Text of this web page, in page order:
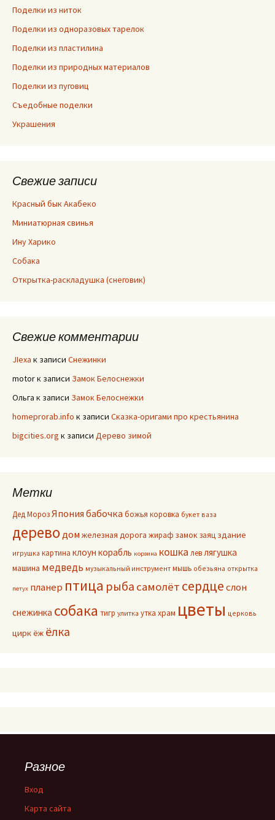
Поделки из ниток
Поделки из одноразовых тарелок
Поделки из пластилина
Поделки из природных материалов
Поделки из пуговиц
Съедобные поделки
Украшения
Свежие записи
Красный бык Акабеко
Миниатюрная свинья
Ину Харико
Собака
Открытка-раскладушка (снеговик)
Свежие комментарии
JIexa к записи Снежинки
motorк записи Замок Белоснежки
Ольга к записи Замок Белоснежки
homeprorab.info к записи Сказка-оригами про крестьянина
bigcities.org к записи Дерево зимой
Метки
Дед МорозЯпония бабочкабожья коровка букет ваза
дереводомжелезная дорога жираф замокзаяц здание
игрушка картина клоун корабль корзина кошка левлягушка
машина медведь музыкальный инструмент мышь обезьяна открытка
петух планер птица рыба самолёт сердцеслон
снежинка собака тигр улитка утка храм цветы церковь
циркёж ёлка
Разное
Вход
Карта сайта